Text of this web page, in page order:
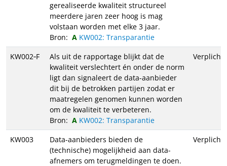
gerealiseerde kwaliteit structureel
meerdere jaren zeer hoog is mag
volstaan worden met elke 3 jaar.
Bron:
KW002: Transparantie
KW002‑F
Als uit de rapportage blijkt dat de
kwaliteit verslechtert én onder de norm
ligt dan signaleert de data-aanbieder
dit bij de betrokken partijen zodat er
maatregelen genomen kunnen worden
om de kwaliteit te verbeteren.
Bron:
KW002: Transparantie
Verplicht
KW003
Data-aanbieders bieden de
(technische) mogelijkheid aan data-
afnemers om terugmeldingen te doen.
Verplicht